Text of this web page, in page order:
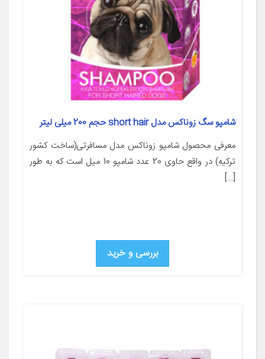
شامپو سگ زوناکس مدل short hair حجم 200 میلی لیتر
معرفی محصول شامپو زوناکس مدل مسافرتی(ساخت کشور
ترکیه) در واقع حاوی 20 عدد شامپو 10 میل است که به طور
[…]
بررسی و خرید